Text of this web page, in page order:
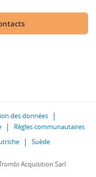
des données
Règles communautaires
Suède
Acquisition Sarl